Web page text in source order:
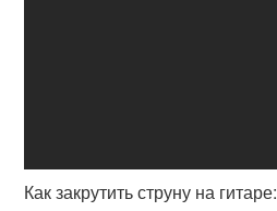
Как закрутить струну на гитаре: